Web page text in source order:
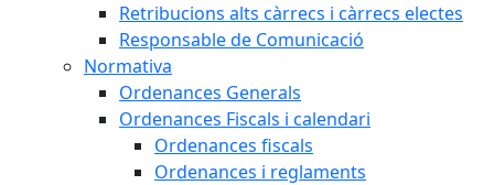
Retribucions alts càrrecs i càrrecs electes
Responsable de Comunicació
Normativa
Ordenances Generals
Ordenances Fiscals i calendari
Ordenances fiscals
Ordenances i reglaments